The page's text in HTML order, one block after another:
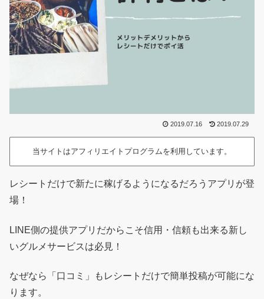
2019.07.16 2019.07.29
当サイトはアフィリエイトプログラムを利用しています。
レシートだけで新たに稼げるようになるだろうアプリが登
場！
LINE側の提供アプリだからこそ信用・信頼も出来る新し
いグルメサービスは必見！
なぜなら「口コミ」もレシートだけで簡単投稿が可能にな
ります。